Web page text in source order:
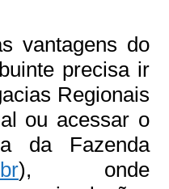
vantagens do
precisa ir
Regionais
ou acessar o
da Fazenda
), onde